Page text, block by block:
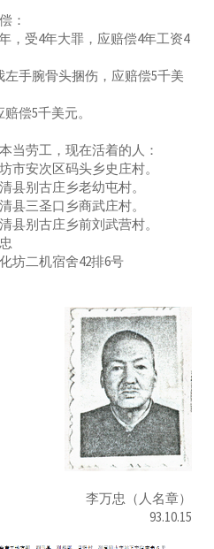
：
受4年大罪，应赔偿4年工资4
手腕骨头捆伤，应赔偿5千美
偿5千美元。
劳工，现在活着的人：
安次区码头乡史庄村。
别古庄乡老幼屯村。
三圣口乡商武庄村。
别古庄乡前刘武营村。
二机宿舍42排6号
李万忠（人名章）
93.10.15